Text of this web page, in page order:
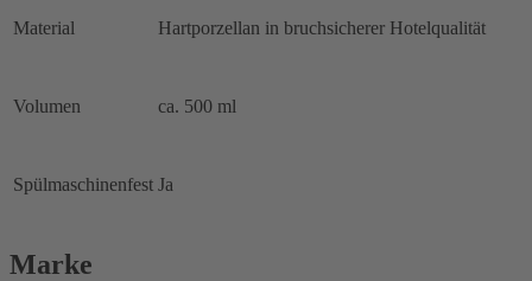
Material Hartporzellan in bruchsicherer Hotelqualität
Volumen ca. 500 ml
Spülmaschinenfest Ja
Marke